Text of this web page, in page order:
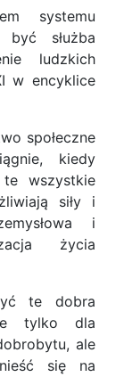
systemu
służba
ludzkich
w encyklice
społeczne
kiedy
wszystkie
siły i
i
życia
te dobra
tylko dla
ale
się na